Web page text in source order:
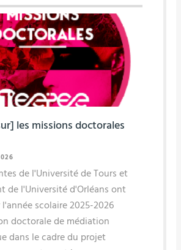
les missions doctorales
de l'Université de Tours et
de l'Université d'Orléans ont
l'année scolaire 2025-2026
doctorale de médiation
dans le cadre du projet